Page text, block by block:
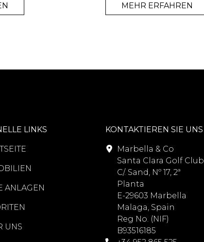
MEHR ERFAHREN
LINKS
ANLAGEN
UNS
KONTAKTIEREN SIE UNS
Marbella & Co
Santa Clara Golf Club
C/. Sand, Nº 17, 2ª
Planta
E-29603 Marbella
Malaga, Spain
Reg No. (NIF)
B93516185